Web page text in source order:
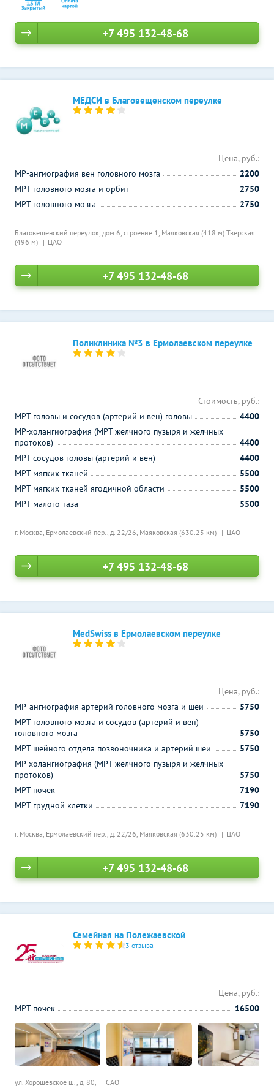
+7 495 132-48-68
МЕДСИ в Благовещенском переулке
Благовещенский переулок, дом 6, строение 1, Маяковская (418 м) Тверская
(496 м)
ЦАО
Цена, руб.:
МР-ангиография вен головного мозга
2200
МРТ головного мозга и орбит
2750
МРТ головного мозга
2750
+7 495 132-48-68
Поликлиника №3 в Ермолаевском переулке
г. Москва, Ермолаевский пер., д. 22/26, Маяковская (630.25 км) ЦАО
Стоимость, руб.:
МРТ головы и сосудов (артерий и вен) головы
4400
МР-холангиография (МРТ желчного пузыря и желчных
протоков)
4400
МРТ сосудов головы (артерий и вен)
4400
МРТ мягких тканей
5500
МРТ мягких тканей ягодичной области
5500
МРТ малого таза
5500
+7 495 132-48-68
MedSwiss в Ермолаевском переулке
г. Москва, Ермолаевский пер., д. 22/26, Маяковская (630.25 км) ЦАО
Цена, руб.:
МР-ангиография артерий головного мозга и шеи
5750
МРТ головного мозга и сосудов (артерий и вен)
головного мозга
5750
МРТ шейного отдела позвоночника и артерий шеи
5750
МР-холангиография (МРТ желчного пузыря и желчных
протоков)
5750
МРТ почек
7190
МРТ грудной клетки
7190
+7 495 132-48-68
Семейная на Полежаевской
3 отзыва
ул. Хорошёвское ш., д. 80, САО
Цена, руб.:
МРТ почек
16500